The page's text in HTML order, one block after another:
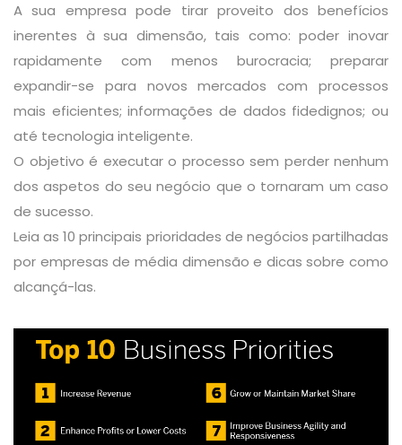
A sua empresa pode tirar proveito dos benefícios
inerentes à sua dimensão, tais como: poder inovar
rapidamente com menos burocracia; preparar
expandir-se para novos mercados com processos
mais eficientes; informações de dados fidedignos; ou
até tecnologia inteligente.
O objetivo é executar o processo sem perder nenhum
dos aspetos do seu negócio que o tornaram um caso
de sucesso.
Leia as 10 principais prioridades de negócios partilhadas
por empresas de média dimensão e dicas sobre como
alcançá-las.